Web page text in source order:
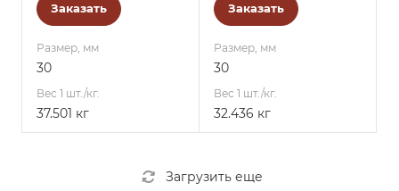
Заказать
Размер, мм
30
Вес 1 шт./кг.
37.501 кг
Заказать
Размер, мм
30
Вес 1 шт./кг.
32.436 кг
Загрузить еще